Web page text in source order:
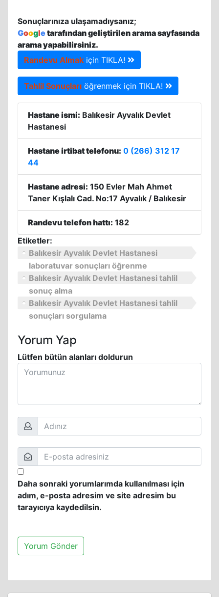
Sonuçlarınıza ulaşamadıysanız;
Googletarafından geliştirilen arama sayfasında
arama yapabilirsiniz.
Randevu Almak için TIKLA!
Tahlil Sonuçları öğrenmek için TIKLA!
Hastane ismi: Balıkesir Ayvalık Devlet
Hastanesi
Hastane irtibat telefonu: 0 (266) 312 17
44
Hastane adresi: 150 Evler Mah Ahmet
Taner Kışlalı Cad. No:17 Ayvalık / Balıkesir
Randevu telefon hattı: 182
Etiketler:
Balıkesir Ayvalık Devlet Hastanesi
laboratuvar sonuçları öğrenme
Balıkesir Ayvalık Devlet Hastanesi tahlil
sonuç alma
Balıkesir Ayvalık Devlet Hastanesi tahlil
sonuçları sorgulama
Yorum Yap
Lütfen bütün alanları doldurun
Daha sonraki yorumlarımda kullanılması için
adım, e-posta adresim ve site adresim bu
tarayıcıya kaydedilsin.